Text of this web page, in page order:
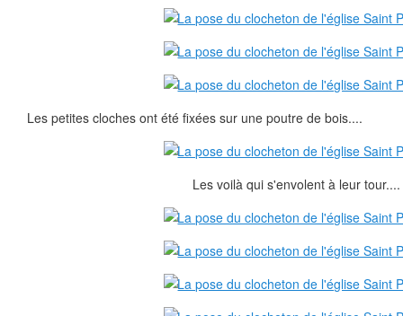
Les petites cloches ont été fixées sur une poutre de bois....
Les voilà qui s'envolent à leur tour....